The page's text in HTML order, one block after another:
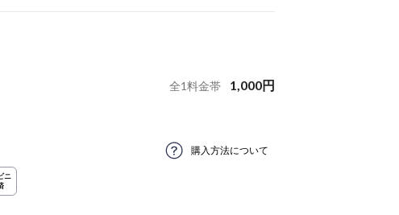
全1料金帯 1,000円
購入方法について